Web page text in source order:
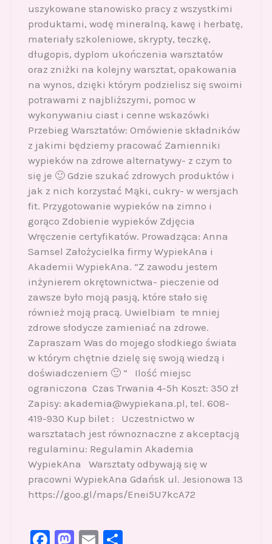
uszykowane stanowisko pracy z wszystkimi
produktami, wodę mineralną, kawę i herbatę,
materiały szkoleniowe, skrypty, teczkę,
długopis, dyplom ukończenia warsztatów
oraz zniżki na kolejny warsztat, opakowania
na wynos, dzięki którym podzielisz się swoimi
potrawami z najbliższymi, pomoc w
wykonywaniu ciast i cenne wskazówki
Przebieg Warsztatów: Omówienie składników
z jakimi będziemy pracować Zamienniki
wypieków na zdrowe alternatywy- z czym to
się je 🙂 Gdzie szukać zdrowych produktów i
jak z nich korzystać Mąki, cukry- w wersjach
fit. Przygotowanie wypieków na zimno i
gorąco Zdobienie wypieków Zdjęcia
Wręczenie certyfikatów. Prowadząca: Anna
Samsel Założycielka firmy WypiekAna i
Akademii WypiekAna. “Z zawodu jestem
inżynierem okrętownictwa- pieczenie od
zawsze było moją pasją, które stało się
również moją pracą. Uwielbiam te mniej
zdrowe słodycze zamieniać na zdrowe.
Zapraszam Was do mojego słodkiego świata
w którym chętnie dzielę się swoją wiedzą i
doświadczeniem 🙂 “ Ilość miejsc
ograniczona Czas Trwania 4-5h Koszt: 350 zł
Zapisy: akademia@wypiekana.pl, tel. 608-
419-930 Kup bilet : Uczestnictwo w
warsztatach jest równoznaczne z akceptacją
regulaminu: Regulamin Akademia
WypiekAna Warsztaty odbywają się w
pracowni WypiekAna Gdańsk ul. Jesionowa 13
https://goo.gl/maps/Enei5U7kcA72
F
M E S